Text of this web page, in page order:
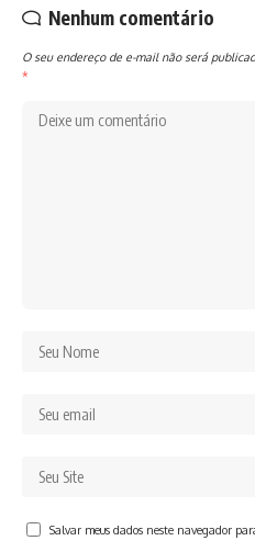
Nenhum comentário
O seu endereço de e-mail não será
*
Salvar meus dados neste navegador